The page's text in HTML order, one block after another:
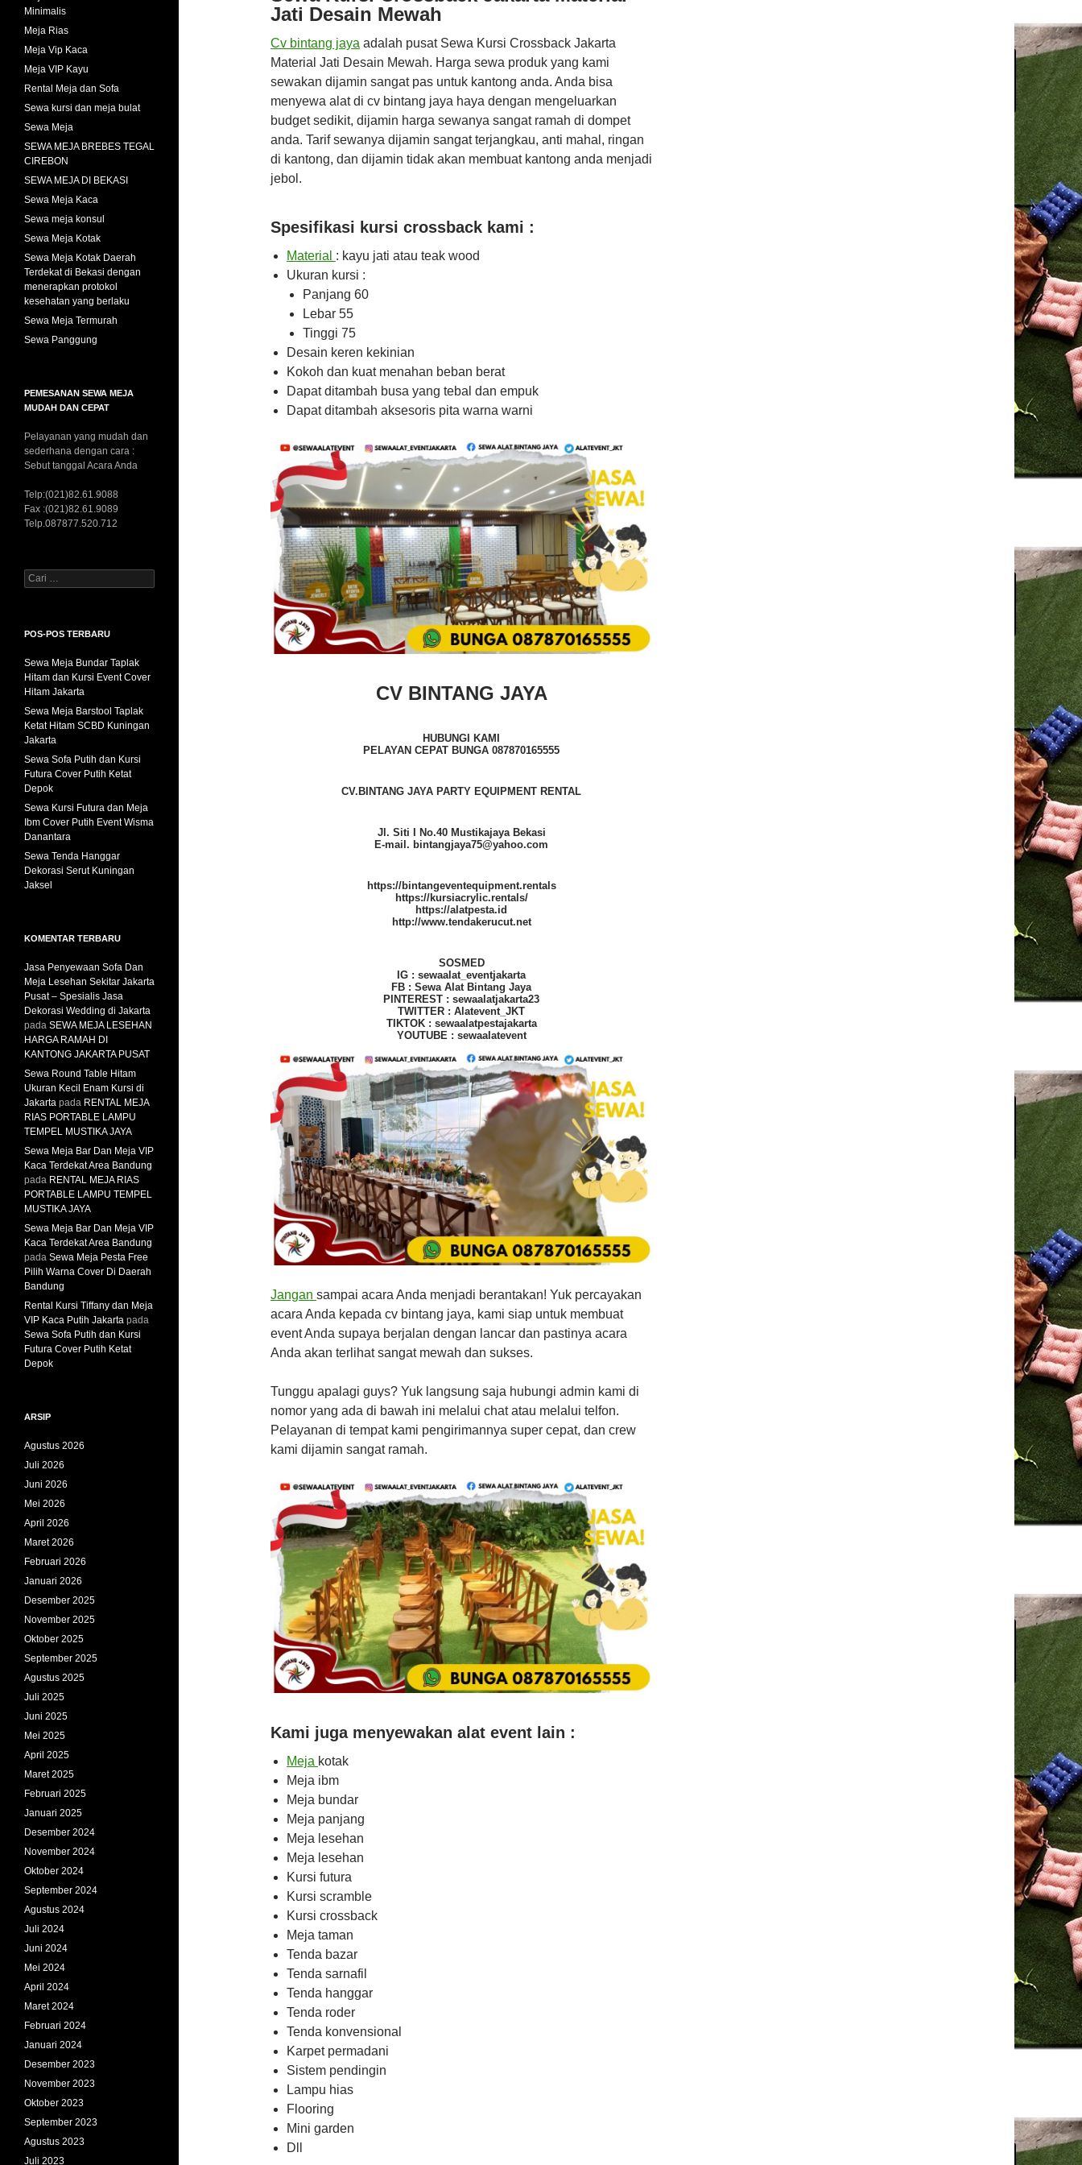
Jati Desain Mewah
Cv bintang jaya adalah pusat Sewa Kursi Crossback Jakarta
Material Jati Desain Mewah. Harga sewa produk yang kami
sewakan dijamin sangat pas untuk kantong anda. Anda bisa
menyewa alat di cv bintang jaya haya dengan mengeluarkan
budget sedikit, dijamin harga sewanya sangat ramah di dompet
anda. Tarif sewanya dijamin sangat terjangkau, anti mahal, ringan
di kantong, dan dijamin tidak akan membuat kantong anda menjadi
jebol.
Spesifikasi kursi crossback kami :
Material : kayu jati atau teak wood
Ukuran kursi :
Panjang 60
Lebar 55
Tinggi 75
Desain keren kekinian
Kokoh dan kuat menahan beban berat
Dapat ditambah busa yang tebal dan empuk
Dapat ditambah aksesoris pita warna warni
CV BINTANG JAYA
HUBUNGI KAMI
PELAYAN CEPAT BUNGA 087870165555
CV.BINTANG JAYA PARTY EQUIPMENT RENTAL
Jl. Siti I No.40 Mustikajaya Bekasi
E-mail. bintangjaya75@yahoo.com
https://bintangeventequipment.rentals
https://kursiacrylic.rentals/
https://alatpesta.id
http://www.tendakerucut.net
SOSMED
IG : sewaalat_eventjakarta
FB : Sewa Alat Bintang Jaya
PINTEREST : sewaalatjakarta23
TWITTER : Alatevent_JKT
TIKTOK : sewaalatpestajakarta
YOUTUBE : sewaalatevent
Jangan sampai acara Anda menjadi berantakan! Yuk percayakan
acara Anda kepada cv bintang jaya, kami siap untuk membuat
event Anda supaya berjalan dengan lancar dan pastinya acara
Anda akan terlihat sangat mewah dan sukses.
Tunggu apalagi guys? Yuk langsung saja hubungi admin kami di
nomor yang ada di bawah ini melalui chat atau melalui telfon.
Pelayanan di tempat kami pengirimannya super cepat, dan crew
kami dijamin sangat ramah.
Kami juga menyewakan alat event lain :
Meja kotak
Meja ibm
Meja bundar
Meja panjang
Meja lesehan
Meja lesehan
Kursi futura
Kursi scramble
Kursi crossback
Meja taman
Tenda bazar
Tenda sarnafil
Tenda hanggar
Tenda roder
Tenda konvensional
Karpet permadani
Sistem pendingin
Lampu hias
Flooring
Mini garden
Dll
Minimalis
Meja Rias
Meja Vip Kaca
Meja VIP Kayu
Rental Meja dan Sofa
Sewa kursi dan meja bulat
Sewa Meja
SEWA MEJA BREBES TEGAL
CIREBON
SEWA MEJA DI BEKASI
Sewa Meja Kaca
Sewa meja konsul
Sewa Meja Kotak
Sewa Meja Kotak Daerah
Terdekat di Bekasi dengan
menerapkan protokol
kesehatan yang berlaku
Sewa Meja Termurah
Sewa Panggung
PEMESANAN SEWA MEJA
MUDAH DAN CEPAT
Pelayanan yang mudah dan
sederhana dengan cara :
Sebut tanggal Acara Anda
Telp:(021)82.61.9088
Fax :(021)82.61.9089
Telp.087877.520.712
Cari
untuk:
POS-POS TERBARU
Sewa Meja Bundar Taplak
Hitam dan Kursi Event Cover
Hitam Jakarta
Sewa Meja Barstool Taplak
Ketat Hitam SCBD Kuningan
Jakarta
Sewa Sofa Putih dan Kursi
Futura Cover Putih Ketat
Depok
Sewa Kursi Futura dan Meja
Ibm Cover Putih Event Wisma
Danantara
Sewa Tenda Hanggar
Dekorasi Serut Kuningan
Jaksel
KOMENTAR TERBARU
Jasa Penyewaan Sofa Dan
Meja Lesehan Sekitar Jakarta
Pusat – Spesialis Jasa
Dekorasi Wedding di Jakarta
pada SEWA MEJA LESEHAN
HARGA RAMAH DI
KANTONG JAKARTA PUSAT
Sewa Round Table Hitam
Ukuran Kecil Enam Kursi di
Jakarta pada RENTAL MEJA
RIAS PORTABLE LAMPU
TEMPEL MUSTIKA JAYA
Sewa Meja Bar Dan Meja VIP
Kaca Terdekat Area Bandung
pada RENTAL MEJA RIAS
PORTABLE LAMPU TEMPEL
MUSTIKA JAYA
Sewa Meja Bar Dan Meja VIP
Kaca Terdekat Area Bandung
pada Sewa Meja Pesta Free
Pilih Warna Cover Di Daerah
Bandung
Rental Kursi Tiffany dan Meja
VIP Kaca Putih Jakarta pada
Sewa Sofa Putih dan Kursi
Futura Cover Putih Ketat
Depok
ARSIP
Agustus 2026
Juli 2026
Juni 2026
Mei 2026
April 2026
Maret 2026
Februari 2026
Januari 2026
Desember 2025
November 2025
Oktober 2025
September 2025
Agustus 2025
Juli 2025
Juni 2025
Mei 2025
April 2025
Maret 2025
Februari 2025
Januari 2025
Desember 2024
November 2024
Oktober 2024
September 2024
Agustus 2024
Juli 2024
Juni 2024
Mei 2024
April 2024
Maret 2024
Februari 2024
Januari 2024
Desember 2023
November 2023
Oktober 2023
September 2023
Agustus 2023
Juli 2023